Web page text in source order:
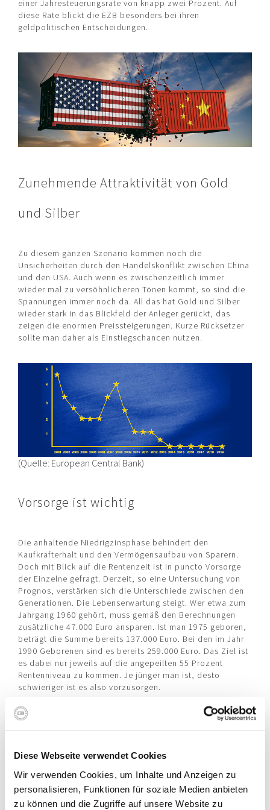
Diese Webseite verwendet Cookies
Wir verwenden Cookies, um Inhalte und Anzeigen zu
personalisieren, Funktionen für soziale Medien anbieten
zu können und die Zugriffe auf unsere Website zu
einer Jahresteuerungsrate von knapp zwei Prozent. Auf
diese Rate blickt die EZB besonders bei ihren
geldpolitischen Entscheidungen.
Zunehmende Attraktivität von Gold
und Silber
Zu diesem ganzen Szenario kommen noch die
Unsicherheiten durch den Handelskonflikt zwischen China
und den USA. Auch wenn es zwischenzeitlich immer
wieder mal zu versöhnlicheren Tönen kommt, so sind die
Spannungen immer noch da. All das hat Gold und Silber
wieder stark in das Blickfeld der Anleger gerückt, das
zeigen die enormen Preissteigerungen. Kurze Rücksetzer
sollte man daher als Einstiegschancen nutzen.
(Quelle: European Central Bank)
Vorsorge ist wichtig
Die anhaltende Niedrigzinsphase behindert den
Kaufkrafterhalt und den Vermögensaufbau von Sparern.
Doch mit Blick auf die Rentenzeit ist in puncto Vorsorge
der Einzelne gefragt. Derzeit, so eine Untersuchung von
Prognos, verstärken sich die Unterschiede zwischen den
Generationen. Die Lebenserwartung steigt. Wer etwa zum
Jahrgang 1960 gehört, muss gemäß den Berechnungen
zusätzliche 47.000 Euro ansparen. Ist man 1975 geboren,
beträgt die Summe bereits 137.000 Euro. Bei den im Jahr
1990 Geborenen sind es bereits 259.000 Euro. Das Ziel ist
es dabei nur jeweils auf die angepeilten 55 Prozent
Rentenniveau zu kommen. Je jünger man ist, desto
schwieriger ist es also vorzusorgen.